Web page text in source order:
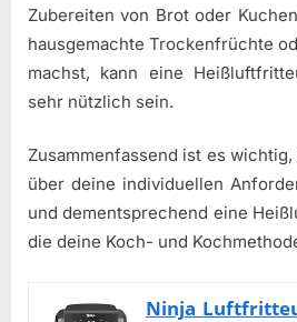
Zubereiten von Brot oder
hausgemachte Trockenfrüchte
machst, kann eine
sehr nützlich sein.
Zusammenfassend ist es
über deine individuellen
und dementsprechend eine
die deine Koch- und
Ninja